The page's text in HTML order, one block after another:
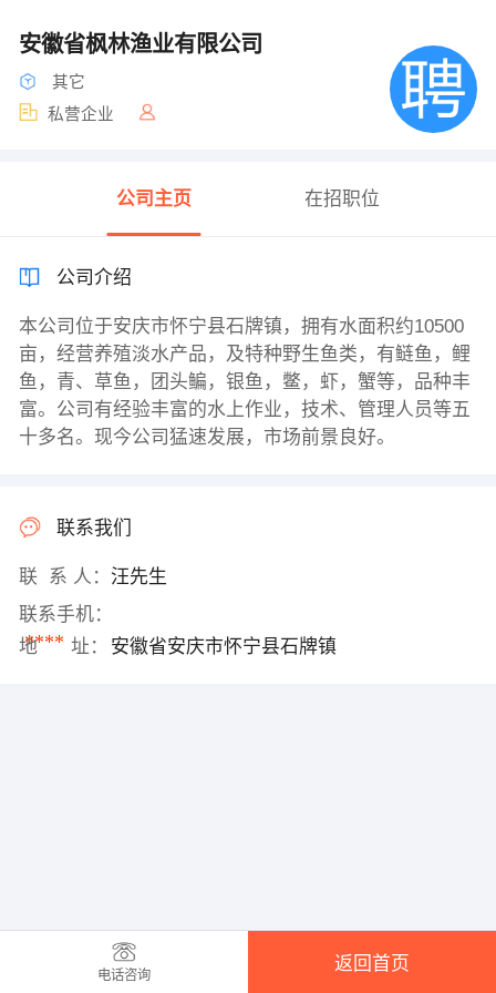
安徽省枫林渔业有限公司
其它
私营企业
公司主页 在招职位
公司介绍
本公司位于安庆市怀宁县石牌镇，拥有水面积约10500
亩，经营养殖淡水产品，及特种野生鱼类，有鲢鱼，鲤
鱼，青、草鱼，团头鳊，银鱼，鳖，虾，蟹等，品种丰
富。公司有经验丰富的水上作业，技术、管理人员等五
十多名。现今公司猛速发展，市场前景良好。
联系我们
联 系 人： 汪先生
联系手机：
****
地 址： 安徽省安庆市怀宁县石牌镇
电话咨询
返回首页